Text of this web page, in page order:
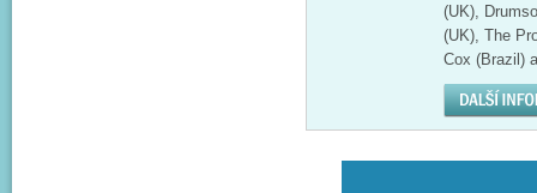
(UK),
(UK), The
Cox (Brazil)